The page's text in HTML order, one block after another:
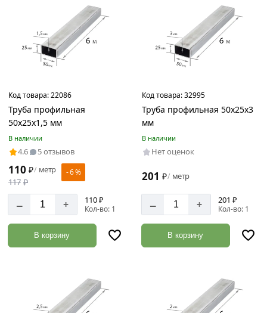
Сечение
Прямоугольное
Высота
сечения
25
мм
Ширина
сечения
стенки
Код товара:22086
Труба профильная
50х25х1,5 мм
В наличии
4.6 5 отзывов
110 ₽/ метр
117 ₽
- 6 %
– + 110 ₽
Кол-во: 1
В корзину
Код товара:32995
Труба профильная 50х25х3
мм
В наличии
Нет оценок
201 ₽/ метр
– + 201 ₽
Кол-во: 1
В корзину